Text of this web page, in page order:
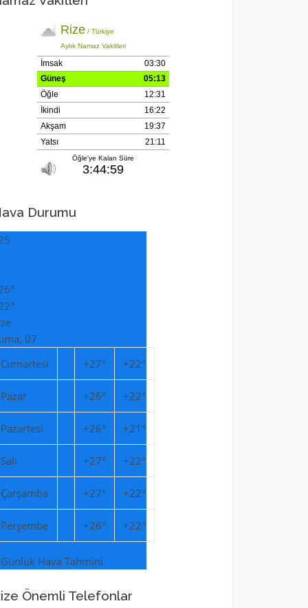
Durumu
07
Cumartesi
+27° +22°
Pazar +26° +22°
Pazartesi +26° +21°
Salı +27° +22°
Çarşamba +27° +22°
Perşembe +26° +22°
Hava Tahmini
Önemli Telefonlar